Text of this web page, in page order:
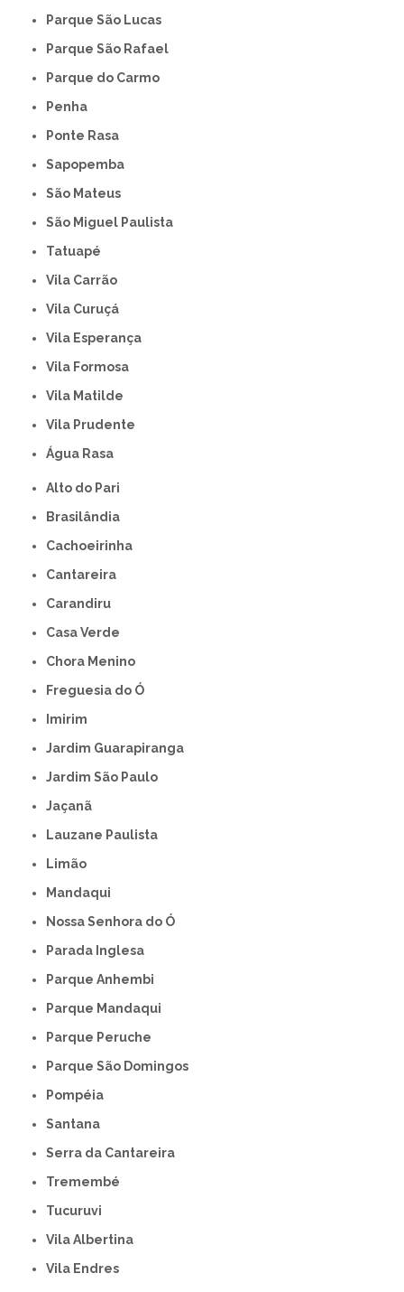
Parque São Lucas
Parque São Rafael
Parque do Carmo
Penha
Ponte Rasa
Sapopemba
São Mateus
São Miguel Paulista
Tatuapé
Vila Carrão
Vila Curuçá
Vila Esperança
Vila Formosa
Vila Matilde
Vila Prudente
Água Rasa
Alto do Pari
Brasilândia
Cachoeirinha
Cantareira
Carandiru
Casa Verde
Chora Menino
Freguesia do Ó
Imirim
Jardim Guarapiranga
Jardim São Paulo
Jaçanã
Lauzane Paulista
Limão
Mandaqui
Nossa Senhora do Ó
Parada Inglesa
Parque Anhembi
Parque Mandaqui
Parque Peruche
Parque São Domingos
Pompéia
Santana
Serra da Cantareira
Tremembé
Tucuruvi
Vila Albertina
Vila Endres